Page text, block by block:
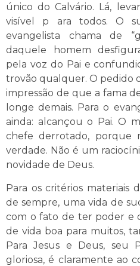
único do Calvário. Lá,
visível p ara todos. O
evangelista chama de
daquele homem
pela voz do Pai e
trovão qualquer. O pedido
impressão de que a fama
longe demais. Para o
ainda: alcançou o Pai. O
chefe derrotado, porque
verdade. Não é um
novidade de Deus.
Para os critérios materiais
de sempre, uma vida de
com o fato de ter poder e
de vida boa para muitos,
Para Jesus e Deus, seu
gloriosa, é claramente ao